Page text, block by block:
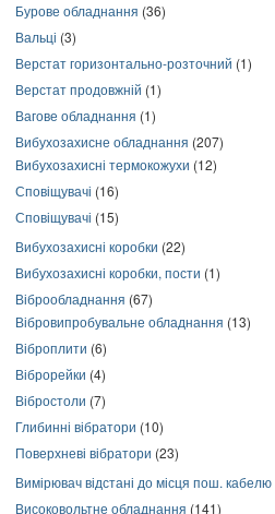
Бурове обладнання (36)
Вальці (3)
Верстат горизонтально-розточний (1)
Верстат продовжній (1)
Вагове обладнання (1)
Вибухозахисне обладнання (207)
Вибухозахисні термокожухи (12)
Сповіщувачі (16)
Сповіщувачі (15)
Вибухозахисні коробки (22)
Вибухозахисні коробки, пости (1)
Віброобладнання (67)
Вібровипробувальне обладнання (13)
Віброплити (6)
Віброрейки (4)
Вібростоли (7)
Глибинні вібратори (10)
Поверхневі вібратори (23)
Вимірювач відстані до місця пош. кабелю
Високовольтне обладнання (141)